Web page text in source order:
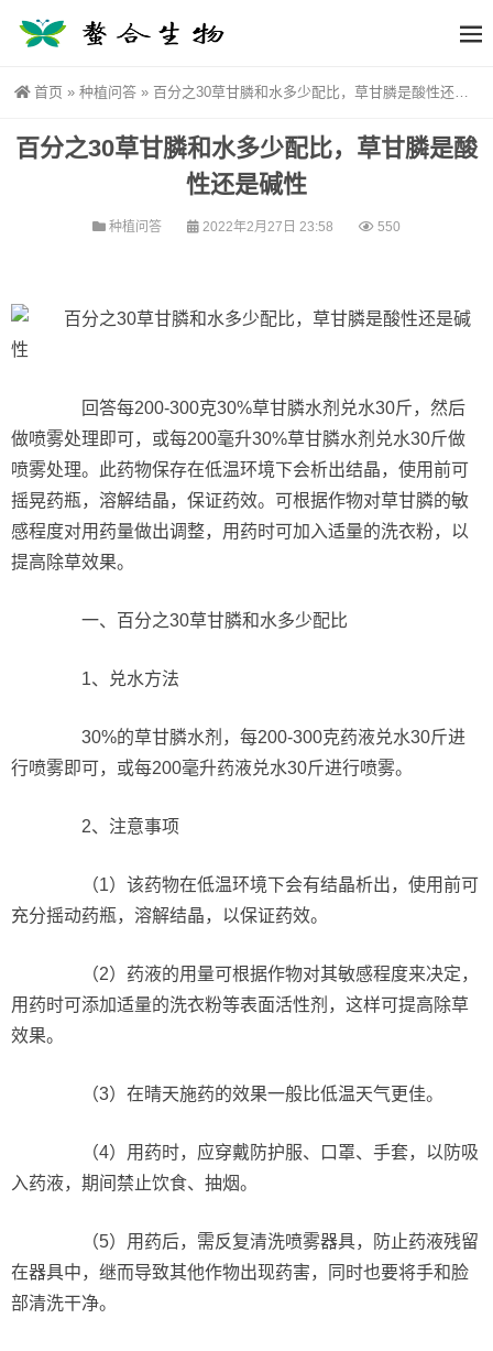
首页 » 种植问答 » 百分之30草甘膦和水多少配比，草甘膦是酸性还是碱性
百分之30草甘膦和水多少配比，草甘膦是酸
性还是碱性
种植问答 2022年2月27日 23:58 550
回答每200-300克30%草甘膦水剂兑水30斤，然后
做喷雾处理即可，或每200毫升30%草甘膦水剂兑水30斤做
喷雾处理。此药物保存在低温环境下会析出结晶，使用前可
摇晃药瓶，溶解结晶，保证药效。可根据作物对草甘膦的敏
感程度对用药量做出调整，用药时可加入适量的洗衣粉，以
提高除草效果。
一、百分之30草甘膦和水多少配比
1、兑水方法
30%的草甘膦水剂，每200-300克药液兑水30斤进
行喷雾即可，或每200毫升药液兑水30斤进行喷雾。
2、注意事项
（1）该药物在低温环境下会有结晶析出，使用前可
充分摇动药瓶，溶解结晶，以保证药效。
（2）药液的用量可根据作物对其敏感程度来决定，
用药时可添加适量的洗衣粉等表面活性剂，这样可提高除草
效果。
（3）在晴天施药的效果一般比低温天气更佳。
（4）用药时，应穿戴防护服、口罩、手套，以防吸
入药液，期间禁止饮食、抽烟。
（5）用药后，需反复清洗喷雾器具，防止药液残留
在器具中，继而导致其他作物出现药害，同时也要将手和脸
部清洗干净。